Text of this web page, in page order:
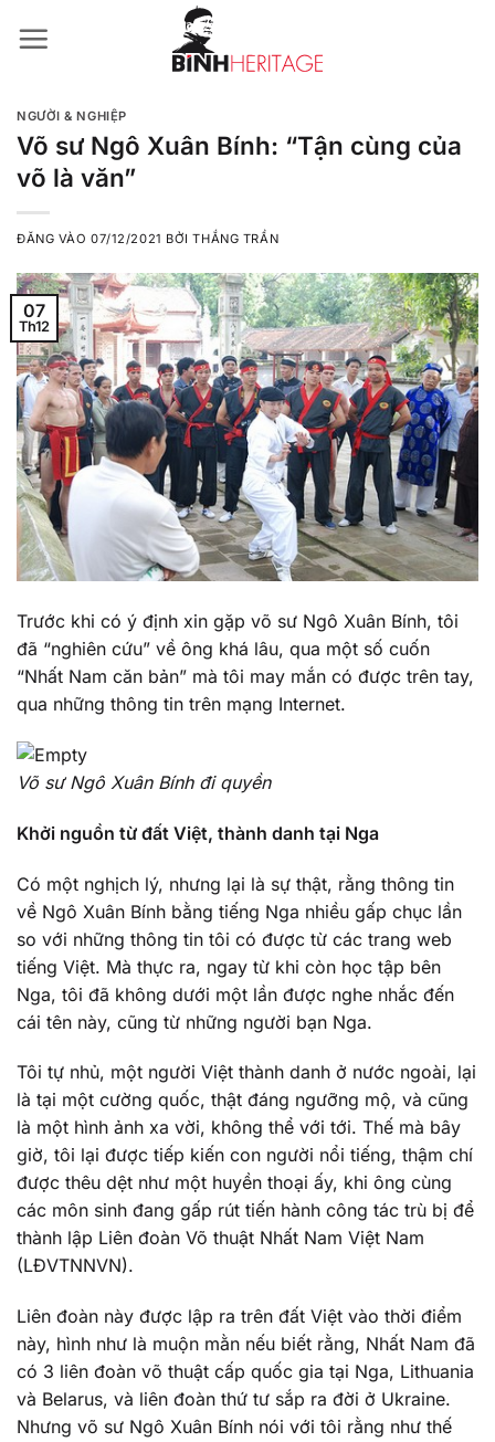
qua
NGƯỜI & NGHIỆP
Võ sư Ngô Xuân Bính: “Tận cùng của
võ là văn”
ĐĂNG VÀO07/12/2021 BỞITHẮNG TRẦN
07
Th12
Trước khi có ý định xin gặp võ sư Ngô Xuân Bính, tôi
đã “nghiên cứu” về ông khá lâu, qua một số cuốn
“Nhất Nam căn bản” mà tôi may mắn có được trên tay,
qua những thông tin trên mạng Internet.
Võ sư Ngô Xuân Bính đi quyền
Khởi nguồn từ đất Việt, thành danh tại Nga
Có một nghịch lý, nhưng lại là sự thật, rằng thông tin
về Ngô Xuân Bính bằng tiếng Nga nhiều gấp chục lần
so với những thông tin tôi có được từ các trang web
tiếng Việt. Mà thực ra, ngay từ khi còn học tập bên
Nga, tôi đã không dưới một lần được nghe nhắc đến
cái tên này, cũng từ những người bạn Nga.
Tôi tự nhủ, một người Việt thành danh ở nước ngoài, lại
là tại một cường quốc, thật đáng ngưỡng mộ, và cũng
là một hình ảnh xa vời, không thể với tới. Thế mà bây
giờ, tôi lại được tiếp kiến con người nổi tiếng, thậm chí
được thêu dệt như một huyền thoại ấy, khi ông cùng
các môn sinh đang gấp rút tiến hành công tác trù bị để
thành lập Liên đoàn Võ thuật Nhất Nam Việt Nam
(LĐVTNNVN).
Liên đoàn này được lập ra trên đất Việt vào thời điểm
này, hình như là muộn mằn nếu biết rằng, Nhất Nam đã
có 3 liên đoàn võ thuật cấp quốc gia tại Nga, Lithuania
và Belarus, và liên đoàn thứ tư sắp ra đời ở Ukraine.
Nhưng võ sư Ngô Xuân Bính nói với tôi rằng như thế